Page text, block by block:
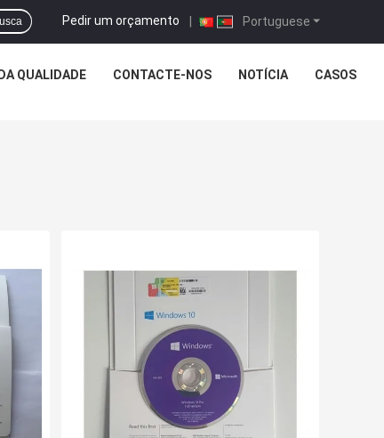
Portuguese
Pedir um orçamento |
QUALIDADE CONTACTE-NOS NOTÍCIA CASOS